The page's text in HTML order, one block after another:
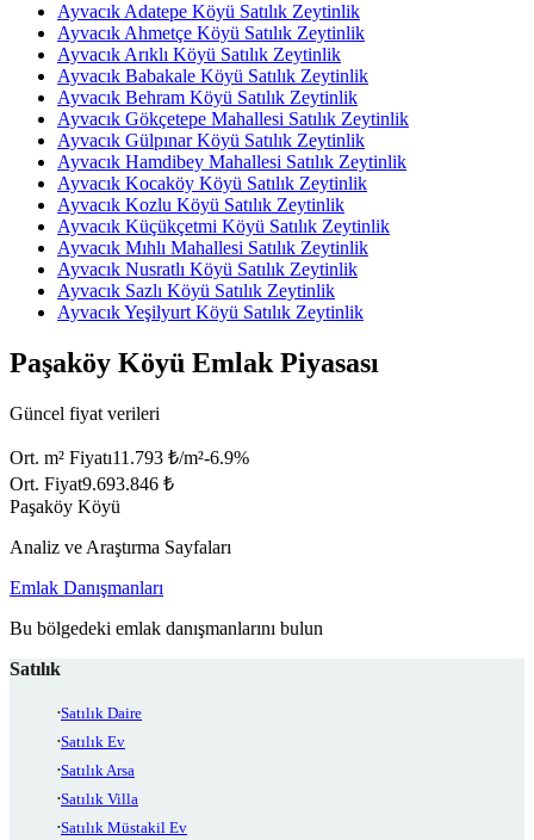
Ayvacık Adatepe Köyü Satılık Zeytinlik
Ayvacık Ahmetçe Köyü Satılık Zeytinlik
Ayvacık Arıklı Köyü Satılık Zeytinlik
Ayvacık Babakale Köyü Satılık Zeytinlik
Ayvacık Behram Köyü Satılık Zeytinlik
Ayvacık Gökçetepe Mahallesi Satılık Zeytinlik
Ayvacık Gülpınar Köyü Satılık Zeytinlik
Ayvacık Hamdibey Mahallesi Satılık Zeytinlik
Ayvacık Kocaköy Köyü Satılık Zeytinlik
Ayvacık Kozlu Köyü Satılık Zeytinlik
Ayvacık Küçükçetmi Köyü Satılık Zeytinlik
Ayvacık Mıhlı Mahallesi Satılık Zeytinlik
Ayvacık Nusratlı Köyü Satılık Zeytinlik
Ayvacık Sazlı Köyü Satılık Zeytinlik
Ayvacık Yeşilyurt Köyü Satılık Zeytinlik
Paşaköy Köyü Emlak Piyasası
Güncel fiyat verileri
Ort. m² Fiyatı11.793 ₺/m²-6.9%
Ort. Fiyat9.693.846 ₺
Paşaköy Köyü
Analiz ve Araştırma Sayfaları
Emlak Danışmanları
Bu bölgedeki emlak danışmanlarını bulun
Satılık
Satılık Daire
Satılık Ev
Satılık Arsa
Satılık Villa
Satılık Müstakil Ev